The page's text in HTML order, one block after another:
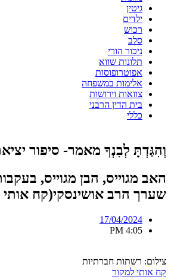
גיטין
ילדים
רכוש
סלב
ניכור הורי
תלונות שווא
אפוטרופוסות
אלימות במשפחה
צוואות וירושות
בית הדין הרבני
כללי
וְהִגַּדְתָּ לְבִנְךָ מאמר- סיפור
האב מגוייס, הבן מגוייס,
שערך הרב אושינסקי(קח אותי
17/04/2024
4:05 PM
צילום: רשתות חברתיות
קח אותי למקור